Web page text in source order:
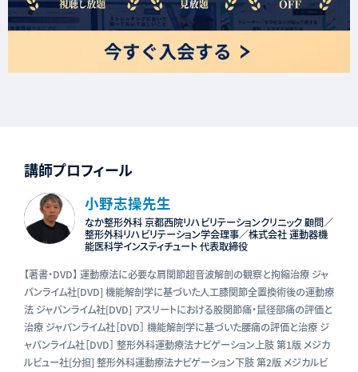
講師プロフィール
⼩野志操先生
なか整形外科 京都⻄院リハビリテーションクリニック 顧問／
整形外科リハビリテーション学会理事／株式会社 運動器機
能医科学インスティチュート 代表取締役
【著書・DVD】 運動療法に必要な肩関節超⾳波解剖の観察と拘縮治療 ジャ
パンライム社[DVD] 機能解剖学に基づいた⼈⼯膝関節全置換術後の運動療
法 ジャパンライム社[DVD] アスリートにおける股関節痛・⿏径部痛の評価と
治療 ジャパンライム社［DVD］ 機能解剖学に基づいた腰痛の評価と治療 ジ
ャパンライム社［DVD］ 整形外科運動療法ナビゲーション上肢 第1版 メジカ
ルビュー社[分担] 整形外科運動療法ナビゲーション下肢 第2版 メジカルビ